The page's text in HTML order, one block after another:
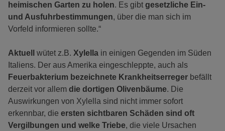
heimischen Garten zu holen. Es gibt gesetzliche Ein-
und Ausfuhrbestimmungen, über die man sich im
Vorfeld informieren sollte.“
Aktuell wütet z.B. Xylella in einigen Gegenden im Süden
Italiens. Der aus Amerika eingeschleppte, auch als
Feuerbakterium bezeichnete Krankheitserreger befällt
derzeit vor allem die dortigen Olivenbäume. Die
Auswirkungen von Xylella sind nicht immer sofort
erkennbar, die ersten sichtbaren Schäden sind oft
Vergilbungen und welke Triebe, die viele Ursachen